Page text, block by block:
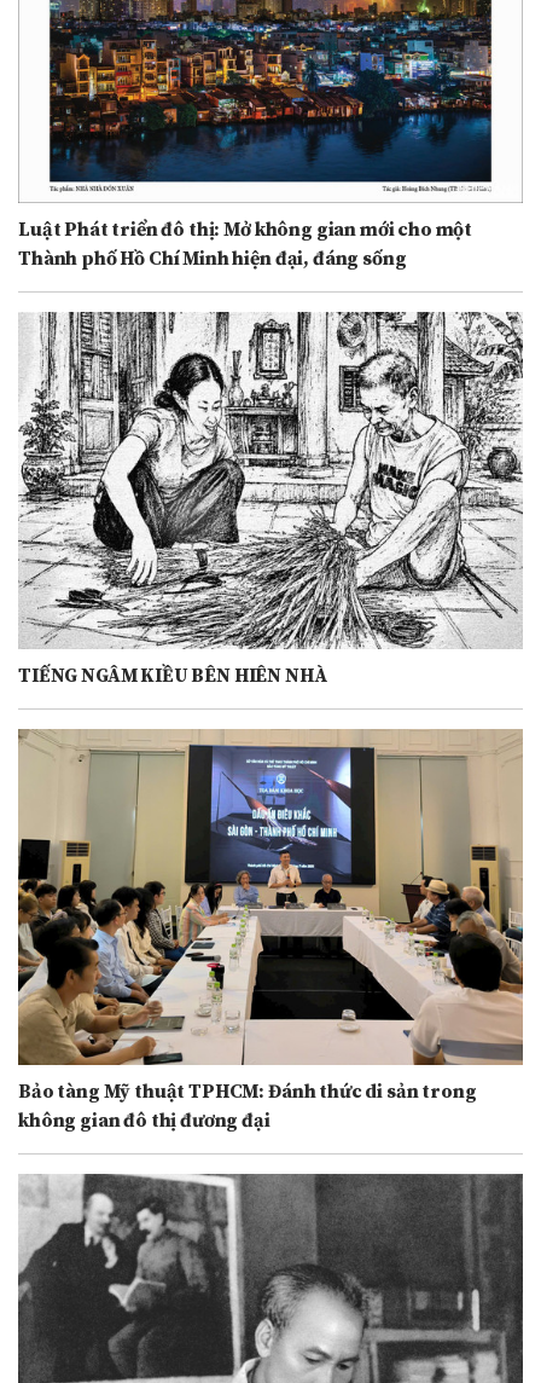
Luật Phát triển đô thị: Mở không gian mới cho một
Thành phố Hồ Chí Minh hiện đại, đáng sống
TIẾNG NGÂM KIỀU BÊN HIÊN NHÀ
Bảo tàng Mỹ thuật TPHCM: Đánh thức di sản trong
không gian đô thị đương đại